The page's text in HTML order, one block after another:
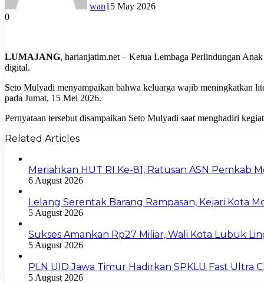
wan15 May 2026
0
LUMAJANG, harianjatim.net – Ketua Lembaga Perlindungan
digital.
Seto Mulyadi menyampaikan bahwa keluarga wajib meningkatkan
pada Jumat, 15 Mei 2026.
Pernyataan tersebut disampaikan Seto Mulyadi saat menghadiri
Related Articles
Meriahkan HUT RI Ke-81, Ratusan ASN Pemkab
6 August 2026
Lelang Serentak Barang Rampasan, Kejari Kota
5 August 2026
Sukses Amankan Rp27 Miliar, Wali Kota Lubuk
5 August 2026
PLN UID Jawa Timur Hadirkan SPKLU Fast Ultra
5 August 2026